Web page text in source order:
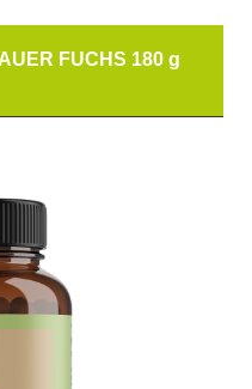
FUCHS 180 g